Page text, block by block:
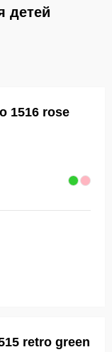
детей
1516 rose
retro green